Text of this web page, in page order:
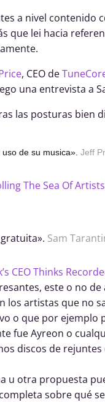
a nivel contenido
que lei hacia
, CEO de
una entrevista a
las posturas bien
de su musica». Jeff
The Sea Of
Sam
CEO Thinks
este o no
los artistas que no
o que por ejemplo
fue Ayreon o
discos de
u otra propuesta
sobre qué